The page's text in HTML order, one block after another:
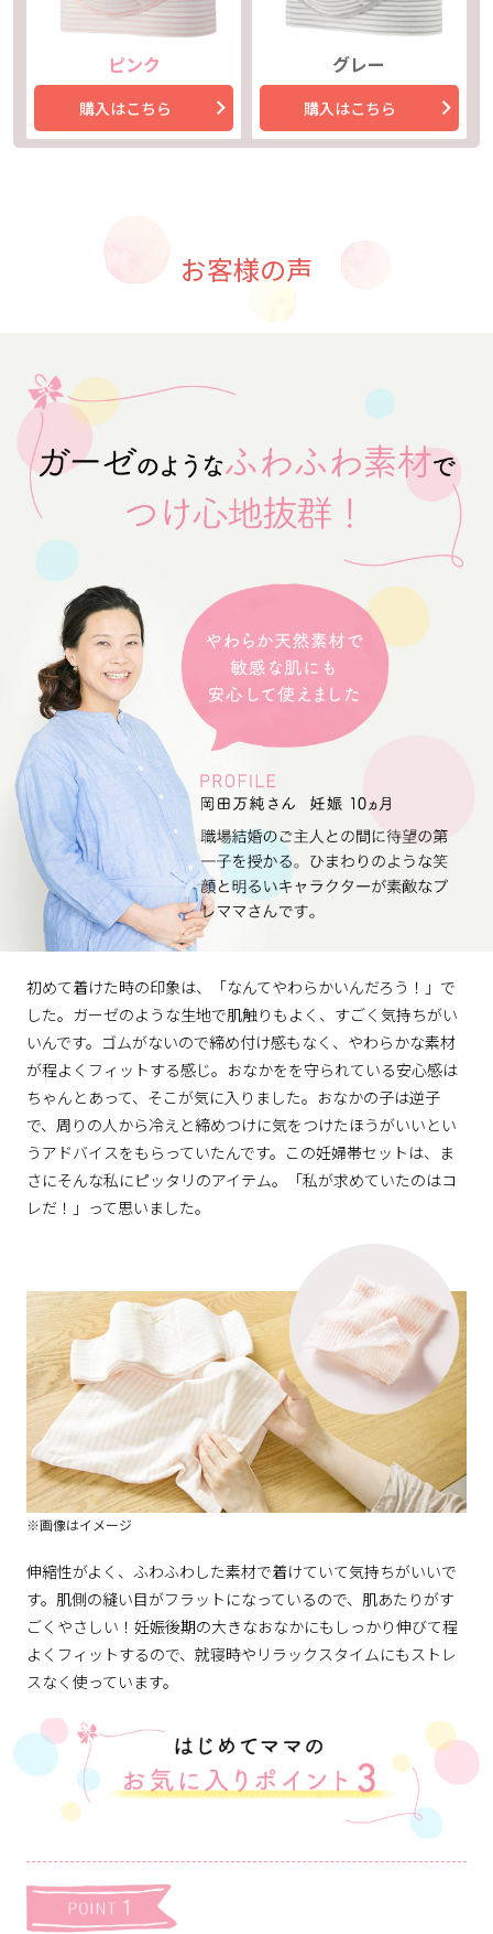
ピンク
購入はこちら
グレー
購入はこちら
お客様の声
初めて着けた時の印象は、「なんてやわらかいんだろう！」で
した。ガーゼのような生地で肌触りもよく、すごく気持ちがい
いんです。ゴムがないので締め付け感もなく、やわらかな素材
が程よくフィットする感じ。おなかをを守られている安心感は
ちゃんとあって、そこが気に入りました。おなかの子は逆子
で、周りの人から冷えと締めつけに気をつけたほうがいいとい
うアドバイスをもらっていたんです。この妊婦帯セットは、ま
さにそんな私にピッタリのアイテム。「私が求めていたのはコ
レだ！」って思いました。
※画像はイメージ
伸縮性がよく、ふわふわした素材で着けていて気持ちがいいで
す。肌側の縫い目がフラットになっているので、肌あたりがす
ごくやさしい！妊娠後期の大きなおなかにもしっかり伸びて程
よくフィットするので、就寝時やリラックスタイムにもストレ
スなく使っています。